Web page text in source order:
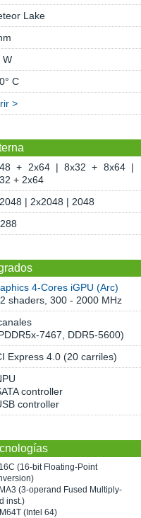
Lake
W
C
>
+ 2x64 | 8x32 + 8x64 |
+ 2x64
| 2x2048 | 2048
4-Cores iGPU (Arc)
shaders, 300 - 2000 MHz
7467, DDR5-5600)
Express 4.0 (20 carriles)
controller
controller
(16-bit Floating-Point
(3-operand Fused Multiply-
inst.)
(Intel 64)